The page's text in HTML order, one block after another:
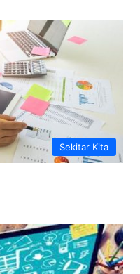
Sekitar Kita